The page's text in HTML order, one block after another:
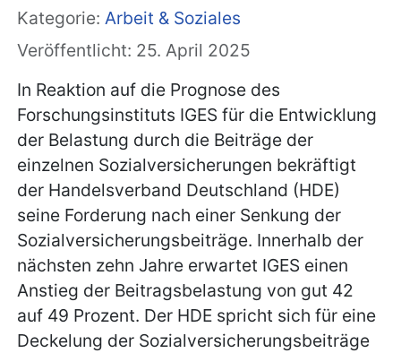
Kategorie:Arbeit & Soziales
Veröffentlicht: 25. April 2025
In Reaktion auf die Prognose des
Forschungsinstituts IGES für die Entwicklung
der Belastung durch die Beiträge der
einzelnen Sozialversicherungen bekräftigt
der Handelsverband Deutschland (HDE)
seine Forderung nach einer Senkung der
Sozialversicherungsbeiträge. Innerhalb der
nächsten zehn Jahre erwartet IGES einen
Anstieg der Beitragsbelastung von gut 42
auf 49 Prozent. Der HDE spricht sich für eine
Deckelung der Sozialversicherungsbeiträge